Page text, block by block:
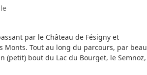
par le Château de Fésigny et
Monts. Tout au long du parcours, par beau
(petit) bout du Lac du Bourget, le Semnoz,